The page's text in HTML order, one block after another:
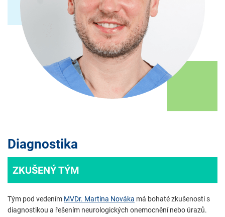
Diagnostika
ZKUŠENÝ TÝM
Tým pod vedením MVDr. Martina Nováka má bohaté zkušenosti s
diagnostikou a řešením neurologických onemocnění nebo úrazů.